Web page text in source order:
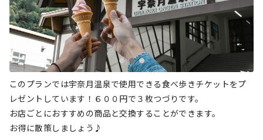
このプランでは宇奈月温泉で使用できる食べ歩きチケットをプ
レゼントしています！６００円で３枚つづりです。
お店ごとにおすすめの商品と交換することができます。
お得に散策しましょう♪